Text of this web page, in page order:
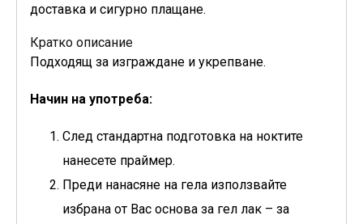
доставка и сигурно плащане.
Кратко описание
Подходящ за изграждане и укрепване.
Начин на употреба:
След стандартна подготовка на ноктите
нанесете праймер.
Преди нанасяне на гела използвайте
избрана от Вас основа за гел лак – за